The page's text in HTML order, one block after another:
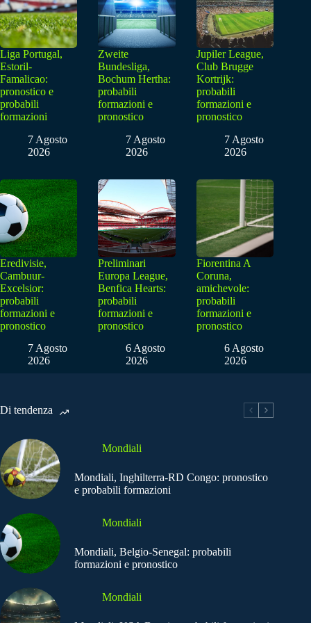
Liga Portugal,
Estoril-
Famalicao:
pronostico e
probabili
formazioni
7 Agosto
2026
Zweite
Bundesliga,
Bochum Hertha:
probabili
formazioni e
pronostico
7 Agosto
2026
Jupiler League,
Club Brugge
Kortrijk:
probabili
formazioni e
pronostico
7 Agosto
2026
Eredivisie,
Cambuur-
Excelsior:
probabili
formazioni e
pronostico
7 Agosto
2026
Preliminari
Europa League,
Benfica Hearts:
probabili
formazioni e
pronostico
6 Agosto
2026
Fiorentina A
Coruna,
amichevole:
probabili
formazioni e
pronostico
6 Agosto
2026
Di tendenza
Mondiali
Mondiali, Inghilterra-RD Congo: pronostico
e probabili formazioni
Mondiali
Mondiali, Belgio-Senegal: probabili
formazioni e pronostico
Mondiali